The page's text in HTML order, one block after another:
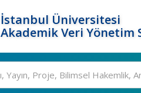
İstanbul Üniversitesi
Akademik Veri Yönetim